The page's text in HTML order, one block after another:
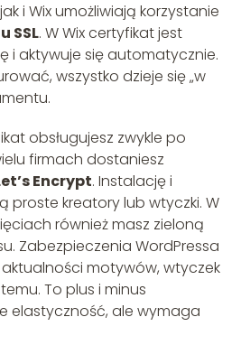
i Wix umożliwiają korzystanie
SSL. W Wix certyfikat jest
i aktywuje się automatycznie.
wszystko dzieje się „w
obsługujesz zwykle po
firmach dostaniesz
Encrypt. Instalację i
proste kreatory lub wtyczki. W
również masz zieloną
Zabezpieczenia WordPressa
motywów, wtyczek
To plus i minus
elastyczność, ale wymaga